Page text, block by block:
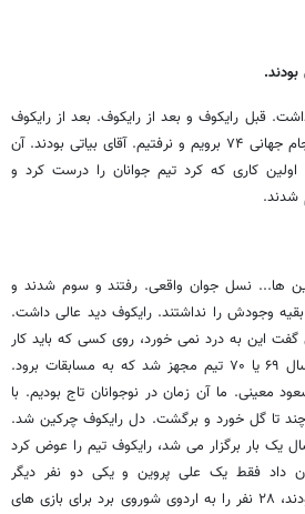
قبل رایکوف و بعد از رایکوف. بعد از رایکوف
زمانی بود که می خواستیم به جام جهانی ۷۴ برویم و نرفتیم. آقای بیاتی بودند. آن
کاری که کرد تیم جوانان را درست کرد و
شدند.
ها... نسل جوان واقعی. رفتند و سوم شدند و
وجودش را نداشتند. رایکوف دید عالی داشت.
گفت این به درد نمی خورد، روی کسی که باید کار
می کرد. این ها سوم شدند. سال ۶۹ یا ۷۰ تیم مجهز شد که به مسابقات برود.
معینی. ما آن زمان در نوجوانان تاج بودیم. با
چند تا گل خورد و برگشت. دل رایکوف چرکین شد.
یک بار برگزار می شد، رایکوف تیم را عوض کرد
داد فقط یک علی پروین و یکی دو نفر دیگر
داخلش بود. بقیه همه جوان بودند، ۲۸ نفر را به اردوی شوروی برد برای بازی های